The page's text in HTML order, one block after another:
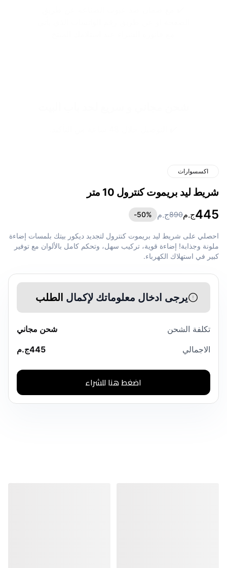
اكسسوارات
شريط ليد بريموت كنترول 10 متر
445ج.م890ج.م 50%-
احصلي على شريط ليد بريموت كنترول لتجديد ديكور بيتك بلمسات إضاءة
ملونة وجذابة! إضاءة قوية، تركيب سهل، وتحكم كامل بالألوان مع توفير
كبير في استهلاك الكهرباء.
يرجى ادخال معلوماتك لإكمال الطلب
تكلفة الشحن
شحن مجاني
الاجمالي
445ج.م
اضغط هنا للشراء